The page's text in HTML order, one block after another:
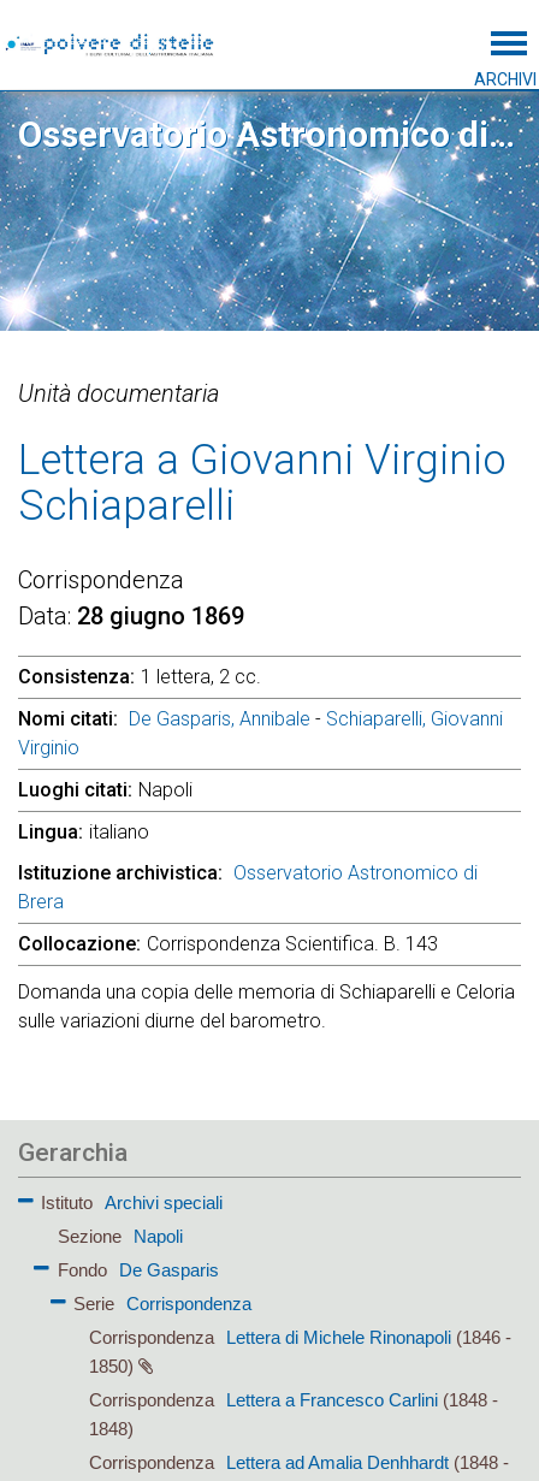
ARCHIVI
Osservatorio Astronomico di Brera
Unità documentaria
Lettera a Giovanni Virginio
Schiaparelli
Corrispondenza
Data 28 giugno 1869
Consistenza 1 lettera, 2 cc.
Nomi citati
De Gasparis, Annibale - Schiaparelli, Giovanni
Virginio
Luoghi citati Napoli
Lingua italiano
Istituzione archivistica
Osservatorio Astronomico di
Brera
Collocazione Corrispondenza Scientifica. B. 143
Domanda una copia delle memoria di Schiaparelli e Celoria
sulle variazioni diurne del barometro.
Gerarchia
Istituto
Archivi speciali
Sezione
Napoli
Fondo
De Gasparis
Serie Corrispondenza
Corrispondenza
Lettera di Michele Rinonapoli (1846 -
1850)
Corrispondenza
Lettera a Francesco Carlini (1848 -
1848)
Corrispondenza
Lettera ad Amalia Denhhardt (1848 -